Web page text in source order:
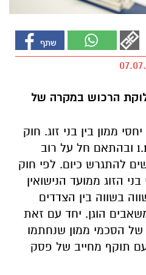
הרכוש במקרה של
ממון בין בני זוג. חוק
זה נכנס לתוקף ב-1.1.1974 ובהתאם חל על רוב
להתגרש כיום. לפי חוק
הזוג ממועד הנישואין
בשווה בין הצדדים
הוגן. יחד עם זאת
של הסכמי ממון שנחתמו
עם תוקף מחייב של פסק